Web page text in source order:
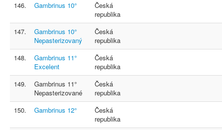
146.
Gambrinus 10°
Česká
republika
147.
Gambrinus 10°
Nepasterizovaný
Česká
republika
148.
Gambrinus 11°
Excelent
Česká
republika
149.
Gambrinus 11°
Nepasterizované
Česká
republika
150.
Gambrinus 12°
Česká
republika